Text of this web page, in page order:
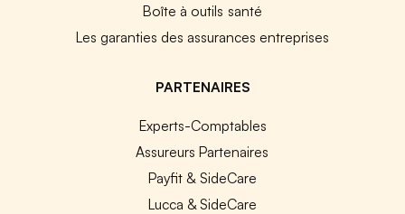
Boîte à outils santé
Les garanties des assurances entreprises
PARTENAIRES
Experts-Comptables
Assureurs Partenaires
Payfit & SideCare
Lucca & SideCare